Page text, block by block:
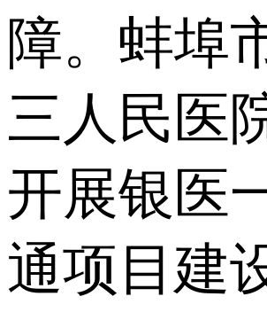
障。蚌埠
三人民医
开展银医
通项目建